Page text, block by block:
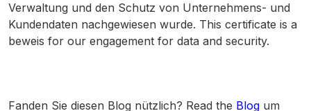
Verwaltung und den Schutz von Unternehmens- und
Kundendaten nachgewiesen wurde. This certificate is a
beweis for our engagement for data and security.
Fanden Sie diesen Blog nützlich? Read the Blog um